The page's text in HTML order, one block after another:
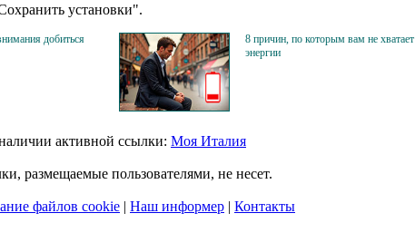
установки".
добиться
8 причин, по которым вам не хватает
энергии
активной ссылки: Моя Италия
размещаемые пользователями, не несет.
файлов cookie | Наш информер | Контакты